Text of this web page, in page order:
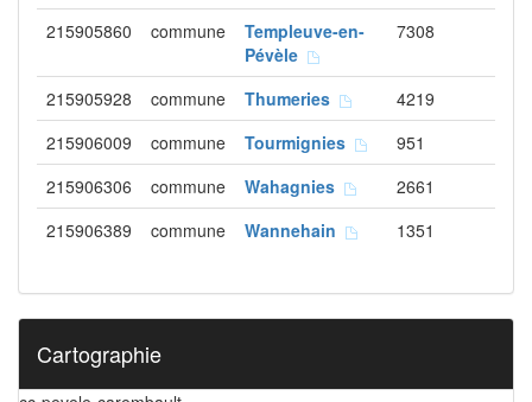
215905860
commune
Templeuve-en-
Pévèle
7308
215905928 commune Thumeries
4219
215906009
commune Tourmignies
951
215906306
commune Wahagnies
2661
215906389
commune Wannehain 1351
Cartographie